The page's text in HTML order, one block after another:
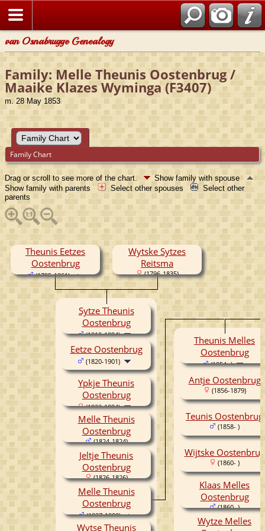
van Osnabrugge Genealogy
Family: Melle Theunis Oostenbrug /
Maaike Klazes Wyminga (F3407)
m. 28 May 1853
Family Chart
Drag or scroll to see more of the chart.
Show family with spouse
Show family with parents
Select other spouses
Select other
parents
Theunis Eetzes
Oostenbrug
(1795-1861)
Wytske Sytzes
Reitsma
(1796-1835)
Sytze Theunis
Oostenbrug
(1819-1894)
Eetze Oostenbrug
(1820-1901)
Ypkje Theunis
Oostenbrug
(1822-1894)
Melle Theunis
Oostenbrug
(1824-1824)
Jeltje Theunis
Oostenbrug
(1826-1826)
Wytse Theunis
Melle Theunis
Oostenbrug
(1827-1900)
Theunis Melles
Oostenbrug
(1854- )
Antje Oostenbrug
(1856-1879)
Teunis Oostenbrug
(1858- )
Wijtske Oostenbrug
(1860- )
Klaas Melles
Oostenbrug
(1860- )
Wytze Melles